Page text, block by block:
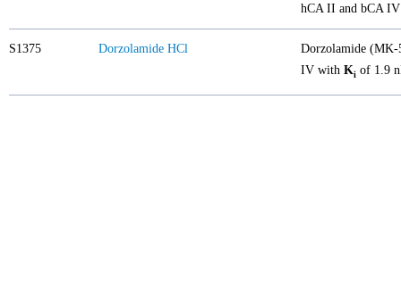
hCA II and bCA
S1375 Dorzolamide HCl
Dorzolamide
IV with Ki of 1.9